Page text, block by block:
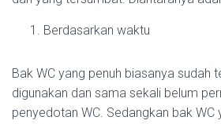
Berdasarkan waktu
Bak WC yang penuh biasanya sudah
digunakan dan sama sekali belum
penyedotan WC. Sedangkan bak